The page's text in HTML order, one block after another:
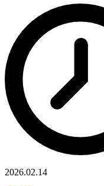
2026.02.14